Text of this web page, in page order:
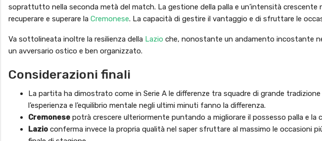
soprattutto nella seconda metà del match. La gestione della palla e un’intensità
recuperare e superare la Cremonese. La capacità di gestire il vantaggio e di sfruttare le
Va sottolineata inoltre la resilienza della Lazio che, nonostante un andamento incostante
un avversario ostico e ben organizzato.
Considerazioni finali
La partita ha dimostrato come in Serie A le differenze tra squadre di grande
l’esperienza e l’equilibrio mentale negli ultimi minuti fanno la differenza.
Cremonese potrà crescere ulteriormente puntando a migliorare il possesso palla e la
Lazio conferma invece la propria qualità nel saper sfruttare al massimo le